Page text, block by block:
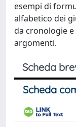
esempi di
alfabetico dei
da cronologie
argomenti.
Scheda
Scheda